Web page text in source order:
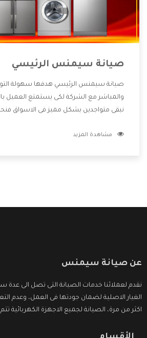
صيانة سيمنس الرئيسي
صيانة سيمنس الرئيسي هدفها سهولة
والمباشر مع الشركة لكى يستمتع العميل
نبقى متواجدين بشكل مميز فى الاسواق
الشركة بها والتى تكون منها خدمة الصيانة
مشاهدة المزيد
عن صيانة سيمنس
نقدم لعملائنا خدمات الصيانة التى تصل الى عدة
الغيار الاصلية لضمان جودتها فى العمل، وعدم
اكثر من مرة، الصيانة لجميع الاجهزة الكهربائية